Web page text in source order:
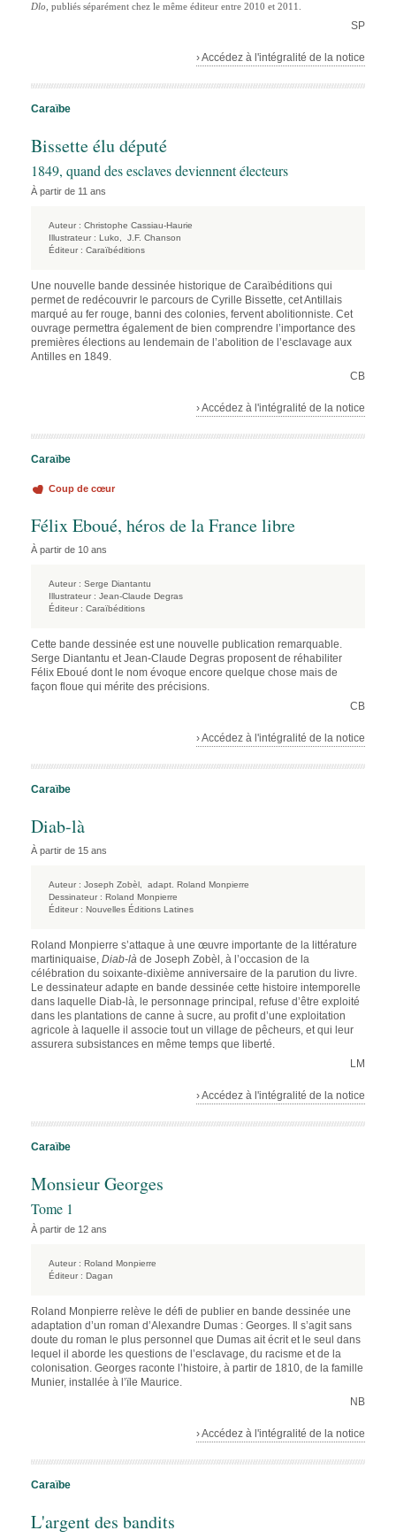
Dlo , publiés séparément chez le même éditeur entre 2010 et 2011.
SP
› Accédez à l'intégralité de la notice
Caraïbe
Bissette élu député
1849, quand des esclaves deviennent électeurs
À partir de 11 ans
Auteur : Christophe Cassiau-Haurie
Illustrateur : Luko,
J.F. Chanson
Éditeur : Caraïbéditions
Une nouvelle bande dessinée historique de Caraïbéditions qui
permet de redécouvrir le parcours de Cyrille Bissette, cet Antillais
marqué au fer rouge, banni des colonies, fervent abolitionniste. Cet
ouvrage permettra également de bien comprendre l’importance des
premières élections au lendemain de l’abolition de l’esclavage aux
Antilles en 1849.
CB
› Accédez à l'intégralité de la notice
Caraïbe
Coup de cœur
Félix Eboué, héros de la France libre
À partir de 10 ans
Auteur : Serge Diantantu
Illustrateur : Jean-Claude Degras
Éditeur : Caraïbéditions
Cette bande dessinée est une nouvelle publication remarquable.
Serge Diantantu et Jean-Claude Degras proposent de réhabiliter
Félix Eboué dont le nom évoque encore quelque chose mais de
façon floue qui mérite des précisions.
CB
› Accédez à l'intégralité de la notice
Caraïbe
Diab-là
À partir de 15 ans
Auteur : Joseph Zobèl,
adapt. Roland Monpierre
Dessinateur : Roland Monpierre
Éditeur : Nouvelles Éditions Latines
Roland Monpierre s’attaque à une œuvre importante de la littérature
martiniquaise, Diab-là de Joseph Zobèl, à l’occasion de la
célébration du soixante-dixième anniversaire de la parution du livre.
Le dessinateur adapte en bande dessinée cette histoire intemporelle
dans laquelle Diab-là, le personnage principal, refuse d’être exploité
dans les plantations de canne à sucre, au profit d’une exploitation
agricole à laquelle il associe tout un village de pêcheurs, et qui leur
assurera subsistances en même temps que liberté.
LM
› Accédez à l'intégralité de la notice
Caraïbe
Monsieur Georges
Tome 1
À partir de 12 ans
Auteur : Roland Monpierre
Éditeur : Dagan
Roland Monpierre relève le défi de publier en bande dessinée une
adaptation d’un roman d’Alexandre Dumas : Georges. Il s’agit sans
doute du roman le plus personnel que Dumas ait écrit et le seul dans
lequel il aborde les questions de l’esclavage, du racisme et de la
colonisation. Georges raconte l’histoire, à partir de 1810, de la famille
Munier, installée à l’ïle Maurice.
NB
› Accédez à l'intégralité de la notice
Caraïbe
L'argent des bandits